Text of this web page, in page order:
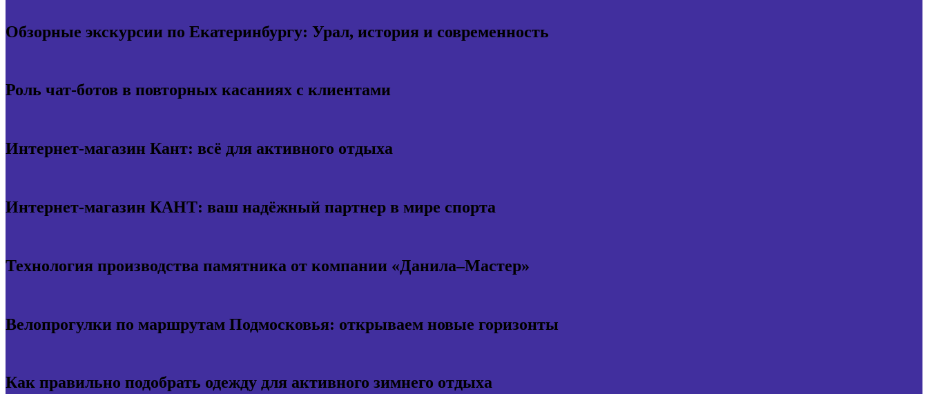
Обзорные экскурсии по Екатеринбургу: Урал, история и современность
Роль чат-ботов в повторных касаниях с клиентами
Интернет-магазин Кант: всё для активного отдыха
Интернет-магазин КАНТ: ваш надёжный партнер в мире спорта
Технология производства памятника от компании «Данила–Мастер»
Велопрогулки по маршрутам Подмосковья: открываем новые горизонты
Как правильно подобрать одежду для активного зимнего отдыха